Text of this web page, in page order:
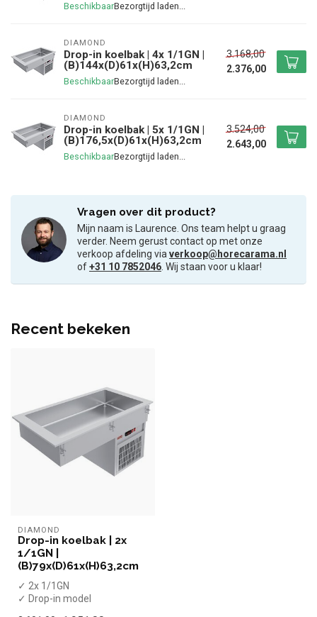
Beschikbaar
DIAMOND
Drop-in koelbak | 4x 1/1GN |
(B)144x(D)61x(H)63,2cm
Beschikbaar
3.168,00
2.376,00
DIAMOND
Drop-in koelbak | 5x 1/1GN |
(B)176,5x(D)61x(H)63,2cm
Beschikbaar
3.524,00
2.643,00
Vragen over dit product?
Mijn naam is Laurence. Ons team helpt u graag
verder. Neem gerust contact op met onze
verkoop afdeling viaverkoop@horecarama.nl
of+31 10 7852046. Wij staan voor u klaar!
Recent bekeken
DIAMOND
Drop-in koelbak | 2x
1/1GN |
(B)79x(D)61x(H)63,2cm
✓ 2x 1/1GN
✓ Drop-in model